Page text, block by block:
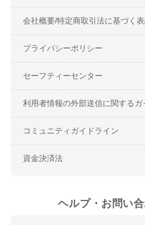
会社概要/特定商取引法に基づく
プライバシーポリシー
セーフティーセンター
利用者情報の外部送信に関するガ
コミュニティガイドライン
資金決済法
ヘルプ・お問い